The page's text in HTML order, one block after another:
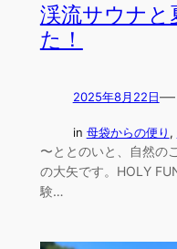
渓流サウナと
た！
2025年8月22日 —
in 母袋からの便り ,
〜ととのいと、自然の
の大矢です。HOLY
験…